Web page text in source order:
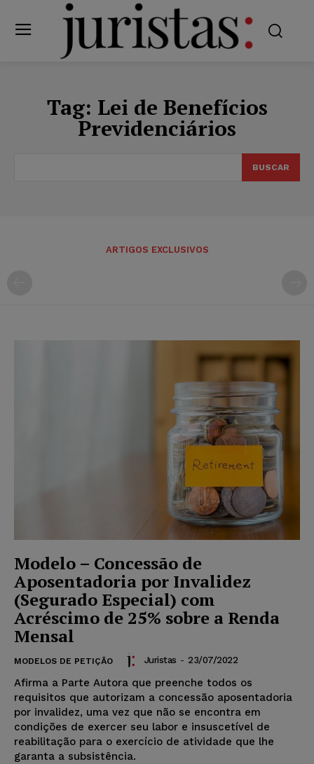
Tag: Lei de Benefícios
Previdenciários
BUSCAR
ARTIGOS EXCLUSIVOS
Modelo – Concessão de
Aposentadoria por Invalidez
(Segurado Especial) com
Acréscimo de 25% sobre a Renda
Mensal
MODELOS DE PETIÇÃO Juristas - 23/07/2022
Afirma a Parte Autora que preenche todos os
requisitos que autorizam a concessão aposentadoria
por invalidez, uma vez que não se encontra em
condições de exercer seu labor e insuscetível de
reabilitação para o exercício de atividade que lhe
garanta a subsistência.